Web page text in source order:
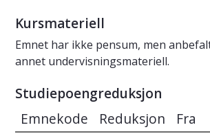
Kursmateriell
Emnet har ikke pensum, men
annet undervisningsmateriell.
Studiepoengreduksjon
Emnekode Reduksjon Fra